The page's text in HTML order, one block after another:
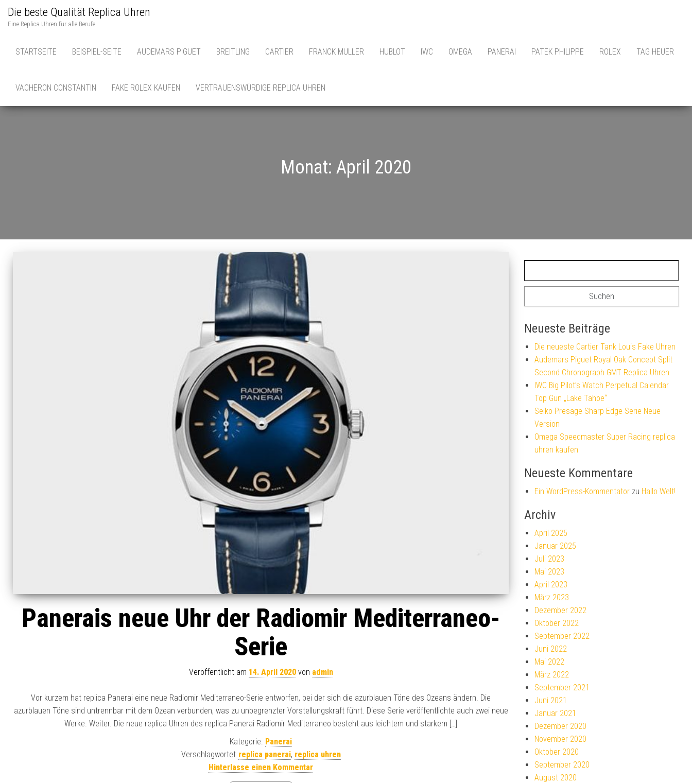
Die beste Qualität Replica Uhren
Eine Replica Uhren für alle Berufe
STARTSEITE BEISPIEL-SEITE AUDEMARS PIGUET BREITLING CARTIER FRANCK MULLER HUBLOT IWC OMEGA PANERAI PATEK PHILIPPE ROLEX TAG HEUER
VACHERON CONSTANTIN FAKE ROLEX KAUFEN VERTRAUENSWÜRDIGE REPLICA UHREN
Monat: April 2020
Panerais neue Uhr der Radiomir Mediterraneo-
Serie
Veröffentlicht am 14. April 2020von admin
Vor kurzem hat replica Panerai eine neue Radiomir Mediterraneo-Serie entworfen, bei der sich die azurblauen Töne des Ozeans ändern. Die
azurblauen Töne sind untrennbar mit dem Ozean verbunden, was zu unbegrenzter Vorstellungskraft führt. Diese Serie veröffentlichte auch zwei neue
Werke. Weiter. Die neue replica Uhren des replica Panerai Radiomir Mediterraneo besteht aus leichtem und starkem […]
Kategorie: Panerai
Verschlagwortet replica panerai, replica uhren
Hinterlasse einen Kommentar
Neueste Beiträge
Die neueste Cartier Tank Louis Fake Uhren
Audemars Piguet Royal Oak Concept Split
Second Chronograph GMT Replica Uhren
IWC Big Pilot’s Watch Perpetual Calendar
Top Gun „Lake Tahoe“
Seiko Presage Sharp Edge Serie Neue
Version
Omega Speedmaster Super Racing replica
uhren kaufen
Neueste Kommentare
Ein WordPress-Kommentator zu Hallo Welt!
Archiv
April 2025
Januar 2025
Juli 2023
Mai 2023
April 2023
März 2023
Dezember 2022
Oktober 2022
September 2022
Juni 2022
Mai 2022
März 2022
September 2021
Juni 2021
Januar 2021
Dezember 2020
November 2020
Oktober 2020
September 2020
August 2020